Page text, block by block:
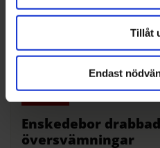
Tillåt
Endast
magasin, säger Jan
i området innan
Enskedebor
översvämningar